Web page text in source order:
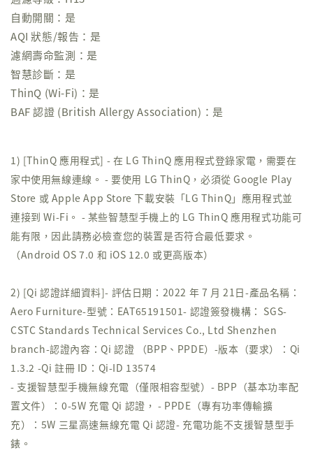
自動開關：是
AQI 狀態/報告：是
濾網壽命監測：是
智慧診斷：是
ThinQ (Wi-Fi)：是
BAF 認證 (British Allergy Association)：是
1) [ThinQ 應用程式] - 在 LG ThinQ 應用程式登錄家電，需要在
家中使用無線連線。 - 要使用 LG ThinQ，必須從 Google Play
Store 或 Apple App Store 下載安裝「LG ThinQ」應用程式並
連接到 Wi-Fi。 - 某些智慧型手機上的 LG ThinQ 應用程式功能可
能有限，因此請務必檢查您的裝置是否符合最低要求。
（Android OS 7.0 和 iOS 12.0 或更高版本）
2) [Qi 認證詳細資料]- 評估日期：2022 年 7 月 21日-產品名稱：
Aero Furniture-型號：EAT65191501- 認證簽發機構： SGS-
CSTC Standards Technical Services Co., Ltd Shenzhen
branch-認證內容：Qi 認證 （BPP、PPDE）-版本（要求）：Qi
1.3.2 -Qi 註冊 ID：Qi-ID 13574
- 支援智慧型手機無線充電（僅限相容型號）- BPP（基本功率配
置文件）：0-5W 充電 Qi 認證， - PPDE（專有功率傳輸擴
充）：5W 三星高速無線充電 Qi 認證- 充電功能不支援智慧型手
錶。